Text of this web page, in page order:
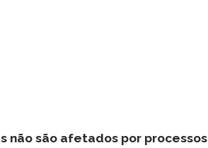
não são afetados por